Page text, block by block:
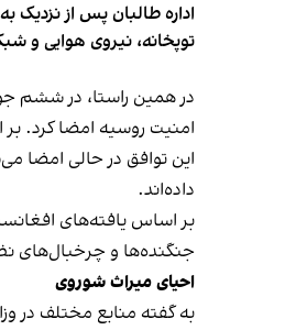
اداره طالبان پس از نزدیک
توپخانه، نیروی هوایی و
در همین راستا، در ششم
امنیت روسیه امضا کرد. بر
این توافق در حالی امضا
داده‌اند.
بر اساس یافته‌های
جنگنده‌ها و چرخبال‌های
احیای میراث شوروی
به گفته منابع مختلف در